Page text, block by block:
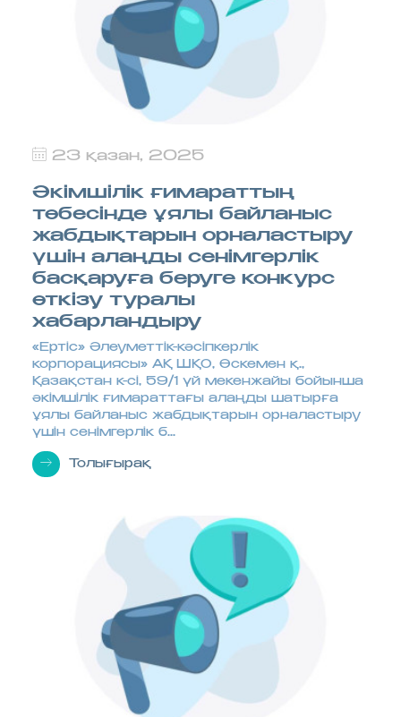
23 қазан, 2025
Әкімшілік ғимараттың
төбесінде ұялы байланыс
жабдықтарын орналастыру
үшін алаңды сенімгерлік
басқаруға беруге конкурс
өткізу туралы
хабарландыру
«Ертіс» Әлеуметтік-кәсіпкерлік
корпорациясы» АҚ ШҚО, Өскемен қ.,
Қазақстан к-сі, 59/1 үй мекенжайы бойынша
әкімшілік ғимараттағы алаңды шатырға
ұялы байланыс жабдықтарын орналастыру
үшін сенімгерлік б...
Толығырақ